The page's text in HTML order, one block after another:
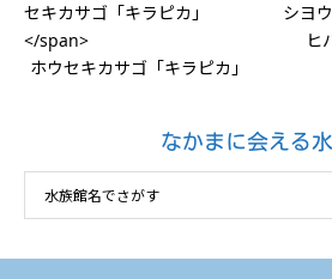
ホウセキカサゴ「キラピカ」
ヒ
なかまに会える